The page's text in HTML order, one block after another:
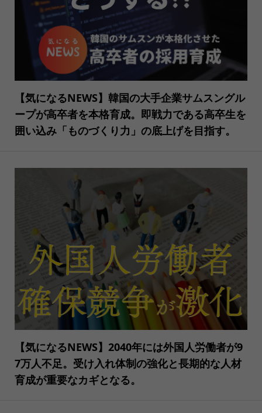
【気になるNEWS】韓国の大手企業サムスングル
ープが高卒者を本格育成。即戦力である高卒生を
囲い込み「ものづくり力」の底上げを目指す。
【気になるNEWS】2040年には外国人労働者が9
7万人不足。受け入れ体制の強化と長期的な人材
育成が重要なカギとなる。